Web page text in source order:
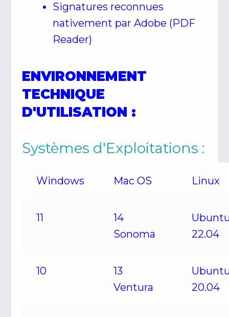
Signatures reconnues
nativement par Adobe (PDF
Reader)
ENVIRONNEMENT
TECHNIQUE
D'UTILISATION :
Systèmes d'Exploitations :
Windows Mac OS Linux
11
14
Sonoma
22.04
10
13
Ventura
20.04